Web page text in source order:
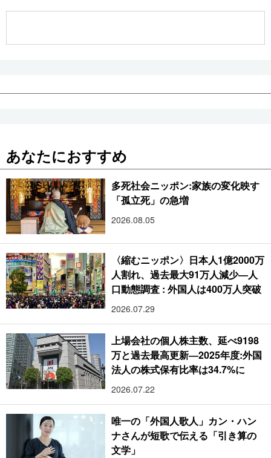
あなたにおすすめ
多死社会ニッポン:家族の変化映す
「孤立死」の急増
2026.08.05
〈縮むニッポン〉日本人1億2000万
人割れ、過去最大91万人減少―人
口動態調査 : 外国人は400万人突破
2026.07.29
上場会社の個人株主数、延べ9198
万と過去最高更新―2025年度:外国
法人の株式保有比率は34.7%に
2026.07.22
唯一の「外国人歌人」カン・ハン
ナさんが短歌で伝える「引き算の
文学」